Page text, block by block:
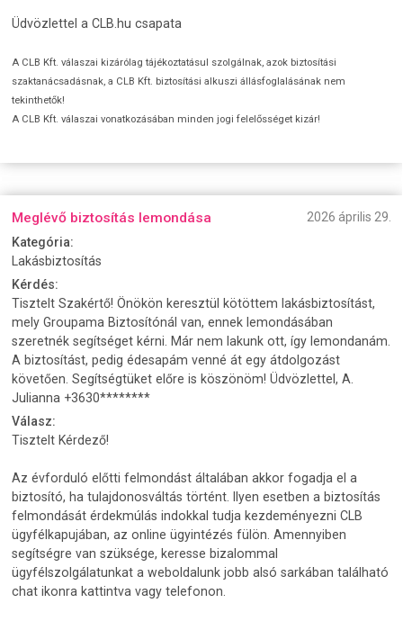
Üdvözlettel a CLB.hu csapata
A CLB Kft. válaszai kizárólag tájékoztatásul szolgálnak, azok biztosítási
szaktanácsadásnak, a CLB Kft. biztosítási alkuszi állásfoglalásának nem
tekinthetők!
A CLB Kft. válaszai vonatkozásában minden jogi felelősséget kizár!
Meglévő biztosítás lemondása
2026 április 29.
Kategória:
Lakásbiztosítás
Kérdés:
Tisztelt Szakértő! Önökön keresztül kötöttem lakásbiztosítást,
mely Groupama Biztosítónál van, ennek lemondásában
szeretnék segítséget kérni. Már nem lakunk ott, így lemondanám.
A biztosítást, pedig édesapám venné át egy átdolgozást
követően. Segítségtüket előre is köszönöm! Üdvözlettel, A.
Julianna +3630********
Válasz:
Tisztelt Kérdező!
Az évforduló előtti felmondást általában akkor fogadja el a
biztosító, ha tulajdonosváltás történt. Ilyen esetben a biztosítás
felmondását érdekmúlás indokkal tudja kezdeményezni CLB
ügyfélkapujában, az online ügyintézés fülön. Amennyiben
segítségre van szüksége, keresse bizalommal
ügyfélszolgálatunkat a weboldalunk jobb alsó sarkában található
chat ikonra kattintva vagy telefonon.